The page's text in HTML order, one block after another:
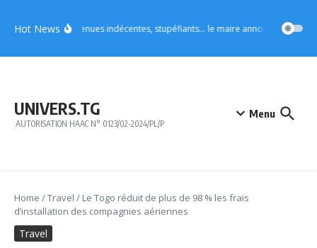
Hot NewsVo4 : tenues indécentes, stupéfiants… le maire annonce des
UNIVERS.TG
AUTORISATION HAAC N° 0123/02-2024/PL/P
Menu
Home /Travel / Le Togo réduit de plus de 98 % les frais
d’installation des compagnies aériennes
Travel